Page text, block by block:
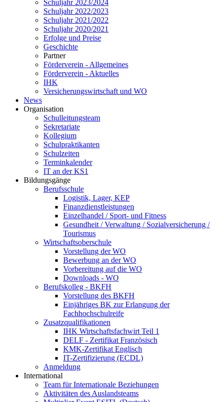
Schuljahr 2023/2024
Schuljahr 2022/2023
Schuljahr 2021/2022
Schuljahr 2020/2021
Erfolge und Preise
Geschichte
Partner
Förderverein - Allgemeines
Förderverein - Aktuelles
IHK
Versicherungswirtschaft und WO
News
Organisation
Schulleitungsteam
Sekretariate
Kollegium
Schulpraktikanten
Schulzeiten
Terminkalender
IT an der KS1
Bildungsgänge
Berufsschule
Logistik, Lager, KEP
Finanzdienstleistungen
Einzelhandel / Sport- und Fitness
Gesundheit / Verwaltung / Sozialversicherung /
Tourismus
Wirtschaftsoberschule
Vorstellung der WO
Bewerbung an der WO
Vorbereitung auf die WO
Downloads - WO
Berufskolleg - BKFH
Vorstellung des BKFH
Einjähriges BK zur Erlangung der
Fachhochschulreife
Zusatzqualifikationen
IHK Wirtschaftsfachwirt Teil 1
DELF - Zertifikat Französisch
KMK-Zertifikat Englisch
IT-Zertifizierung (ECDL)
Anmeldung
International
Team für Internationale Beziehungen
Aktivitäten des Auslandsteams